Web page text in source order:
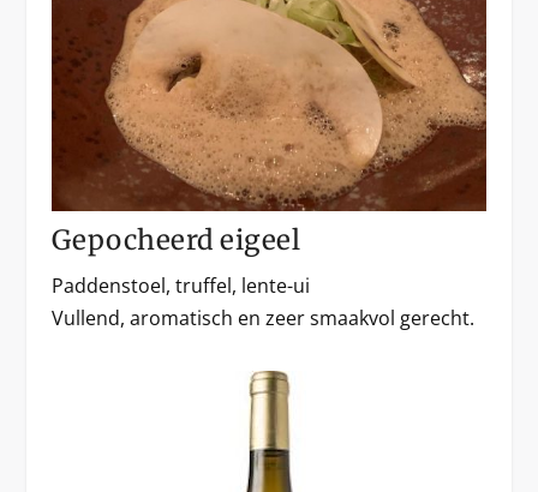
Gepocheerd eigeel
Paddenstoel, truffel, lente-ui
Vullend, aromatisch en zeer smaakvol gerecht.